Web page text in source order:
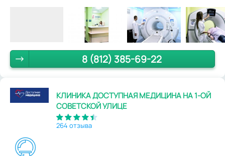
8 (812) 385-69-22
КЛИНИКА ДОСТУПНАЯ МЕДИЦИНА НА 1-ОЙ
СОВЕТСКОЙ УЛИЦЕ
264 отзыва